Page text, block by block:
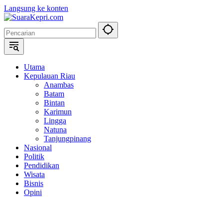
Langsung ke konten
Utama
Kepulauan Riau
Anambas
Batam
Bintan
Karimun
Lingga
Natuna
Tanjungpinang
Nasional
Politik
Pendidikan
Wisata
Bisnis
Opini